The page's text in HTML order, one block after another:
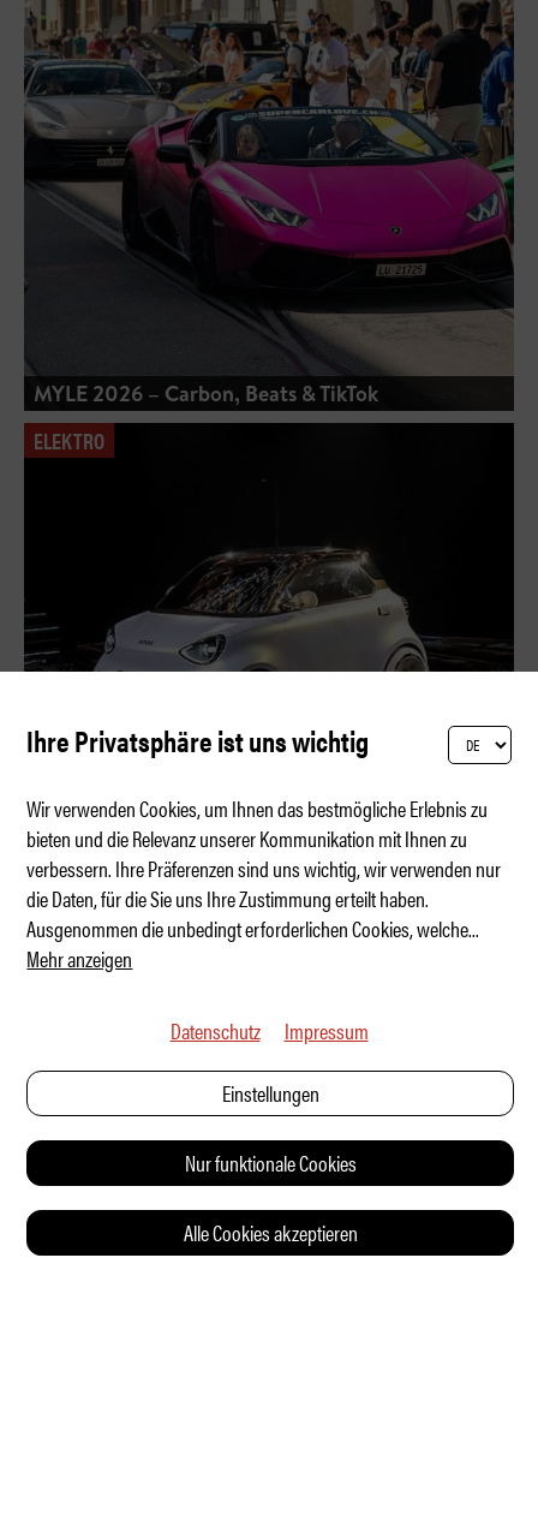
MYLE 2026 – Carbon, Beats & TikTok
ELEKTRO
Der neue Ur-Smart
Ihre Privatsphäre ist uns wichtig
Wir verwenden Cookies, um Ihnen das bestmögliche Erlebnis zu
bieten und die Relevanz unserer Kommunikation mit Ihnen zu
verbessern. Ihre Präferenzen sind uns wichtig, wir verwenden nur
die Daten, für die Sie uns Ihre Zustimmung erteilt haben.
Ausgenommen die unbedingt erforderlichen Cookies, welche...
Mehr anzeigen
Datenschutz Impressum
Einstellungen
Nur funktionale Cookies
Alle Cookies akzeptieren